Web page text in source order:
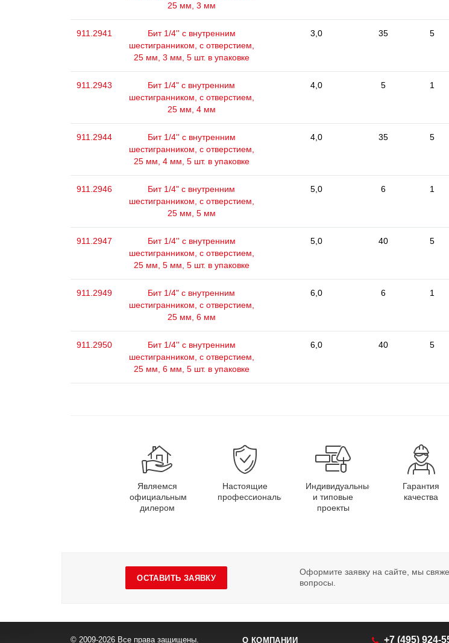
25 мм, 3 мм
911.2941
Бит 1/4'' с внутренним
шестигранником, с отверстием,
25 мм, 3 мм, 5 шт. в упаковке
3,0 35 5
911.2943
Бит 1/4" с внутренним
шестигранником, с отверстием,
25 мм, 4 мм
4,0 5 1
911.2944
Бит 1/4'' с внутренним
шестигранником, с отверстием,
25 мм, 4 мм, 5 шт. в упаковке
4,0 35 5
911.2946
Бит 1/4" с внутренним
шестигранником, с отверстием,
25 мм, 5 мм
5,0 6 1
911.2947
Бит 1/4'' с внутренним
шестигранником, с отверстием,
25 мм, 5 мм, 5 шт. в упаковке
5,0 40 5
911.2949
Бит 1/4" с внутренним
шестигранником, с отверстием,
25 мм, 6 мм
6,0 6 1
911.2950
Бит 1/4'' с внутренним
шестигранником, с отверстием,
25 мм, 6 мм, 5 шт. в упаковке
6,0 40 5
Являемся
официальным
дилером
Настоящие
профессионалы
Индивидуальные
и типовые
проекты
Гарантия
качества
ОСТАВИТЬ ЗАЯВКУ
Оформите заявку на сайте, мы
вопросы.
© 2009-2026 Все права защищены. О КОМПАНИИ +7 (495) 924-